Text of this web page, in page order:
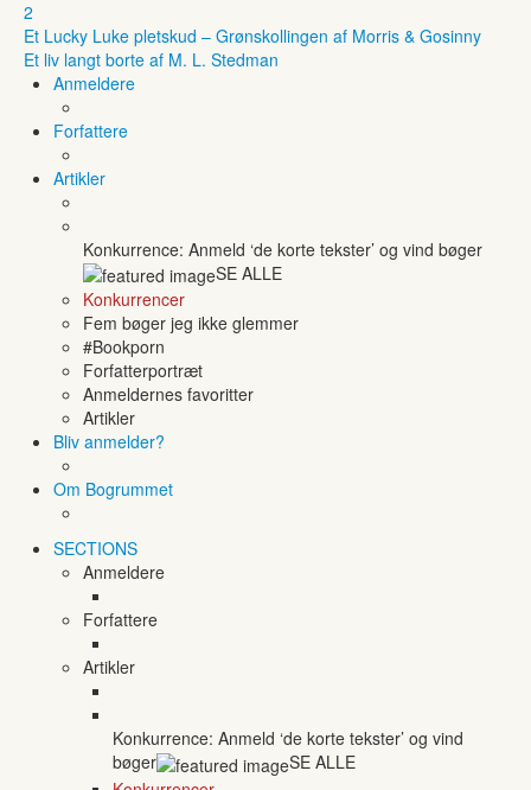
2
Et Lucky Luke pletskud – Grønskollingen af Morris & Gosinny
Et liv langt borte af M. L. Stedman
Anmeldere
Forfattere
Artikler
Konkurrence: Anmeld ‘de korte tekster’ og vind bøger
SE ALLE
Konkurrencer
Fem bøger jeg ikke glemmer
#Bookporn
Forfatterportræt
Anmeldernes favoritter
Artikler
Bliv anmelder?
Om Bogrummet
SECTIONS
Anmeldere
Forfattere
Artikler
Konkurrence: Anmeld ‘de korte tekster’ og vind
bøger
SE ALLE